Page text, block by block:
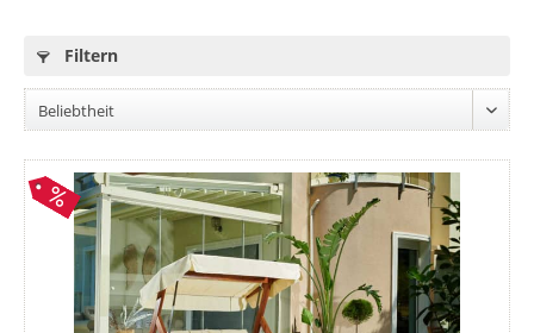
Filtern